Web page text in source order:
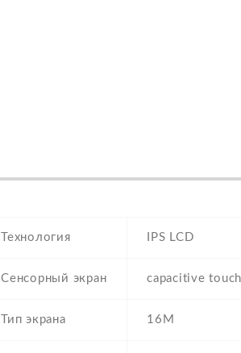
Технология IPS LCD
Сенсорный экран capacitive
Тип экрана 16M